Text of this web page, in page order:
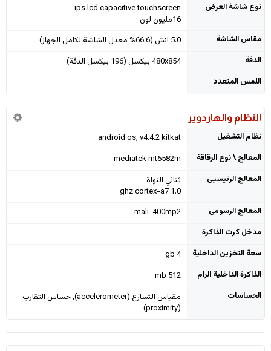
نوع شاشة العرض
ips lcd capacitive touchscreen
16مليون لون
مقاس الشاشة
5.0 انش (66.6% معدل الشاشة لكامل الجهاز)
الدقة
480x854 بيكسل (196 بيكسل الدقة)
اللمس المتعدد
النظام والهاردوير
نظام التشغيل
android os, v4.4.2 kitkat
المعالج \ نوع الرقاقة
mediatek mt6582m
المعالج الرئيسيى
ثنائي النواة
1.0 ghz cortex-a7
المعالج الرسومى
mali-400mp2
مدخل كرت الذاكرة
سعة التخزين الداخلية
4 gb
الذاكرة الداخلية الرام
512 mb
الحساسات
مقياس التسارع (accelerometer), حساس التقارب
(proximity)